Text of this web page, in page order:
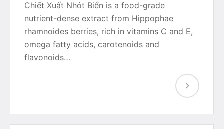
Chiết Xuất Nhót Biển is a food-grade
nutrient-dense extract from Hippophae
rhamnoides berries, rich in vitamins C and E,
omega fatty acids, carotenoids and
flavonoids…